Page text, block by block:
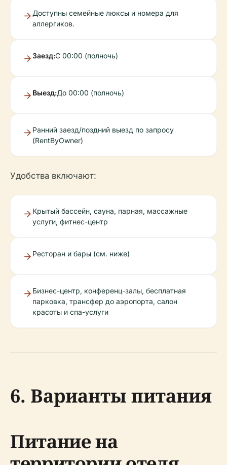
Доступны семейные люксы и номера для
аллергиков.
Заезд:С 00:00 (полночь)
Выезд:До 00:00 (полночь)
Ранний заезд/поздний выезд по запросу
(RentByOwner)
Удобства включают:
Крытый бассейн, сауна, парная, массажные
услуги, фитнес-центр
Ресторан и бары (см. ниже)
Бизнес-центр, конференц-залы, бесплатная
парковка, трансфер до аэропорта, салон
красоты и спа-услуги
6. Варианты питания
Питание на